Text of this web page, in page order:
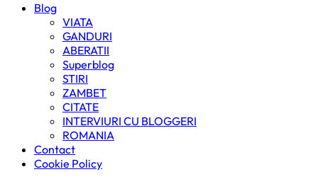
Blog
VIATA
GANDURI
ABERATII
Superblog
STIRI
ZAMBET
CITATE
INTERVIURI CU BLOGGERI
ROMANIA
Contact
Cookie Policy